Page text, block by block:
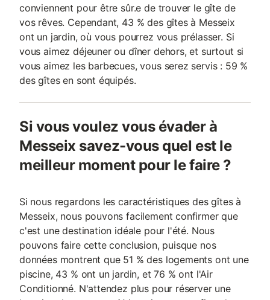
conviennent pour être sûr.e de trouver le gîte de
vos rêves. Cependant, 43 % des gîtes à Messeix
ont un jardin, où vous pourrez vous prélasser. Si
vous aimez déjeuner ou dîner dehors, et surtout si
vous aimez les barbecues, vous serez servis : 59 %
des gîtes en sont équipés.
Si vous voulez vous évader à
Messeix savez-vous quel est le
meilleur moment pour le faire ?
Si nous regardons les caractéristiques des gîtes à
Messeix, nous pouvons facilement confirmer que
c'est une destination idéale pour l'été. Nous
pouvons faire cette conclusion, puisque nos
données montrent que 51 % des logements ont une
piscine, 43 % ont un jardin, et 76 % ont l'Air
Conditionné. N'attendez plus pour réserver une